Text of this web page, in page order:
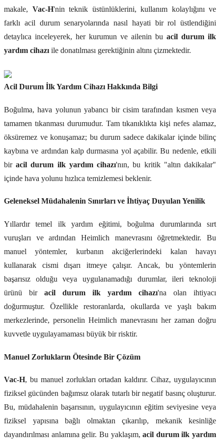
makale, Vac-H'nin teknik üstünlüklerini, kullanım kolaylığını ve
farklı acil durum senaryolarında nasıl hayati bir rol üstlendiğini
detaylıca inceleyerek, her kurumun ve ailenin bu acil durum ilk
yardım cihazı ile donatılması gerektiğinin altını çizmektedir.
Acil Durum İlk Yardım Cihazı Hakkında Bilgi
Boğulma, hava yolunun yabancı bir cisim tarafından kısmen veya
tamamen tıkanması durumudur. Tam tıkanıklıkta kişi nefes alamaz,
öksüremez ve konuşamaz; bu durum sadece dakikalar içinde bilinç
kaybına ve ardından kalp durmasına yol açabilir. Bu nedenle, etkili
biracil durum ilk yardım cihazı'nın, bu kritik "altın dakikalar"
içinde hava yolunu hızlıca temizlemesi beklenir.
Geleneksel Müdahalenin Sınırları ve İhtiyaç Duyulan Yenilik
Yıllardır temel ilk yardım eğitimi, boğulma durumlarında sırt
vuruşları ve ardından Heimlich manevrasını öğretmektedir. Bu
manuel yöntemler, kurbanın akciğerlerindeki kalan havayı
kullanarak cismi dışarı itmeye çalışır. Ancak, bu yöntemlerin
başarısız olduğu veya uygulanamadığı durumlar, ileri teknoloji
ürünü bir acil durum ilk yardım cihazı'na olan ihtiyacı
doğurmuştur. Özellikle restoranlarda, okullarda ve yaşlı bakım
merkezlerinde, personelin Heimlich manevrasını her zaman doğru
kuvvetle uygulayamaması büyük bir risktir.
Manuel Zorlukların Ötesinde Bir Çözüm
Vac-H, bu manuel zorlukları ortadan kaldırır. Cihaz, uygulayıcının
fiziksel gücünden bağımsız olarak tutarlı bir negatif basınç oluşturur.
Bu, müdahalenin başarısının, uygulayıcının eğitim seviyesine veya
fiziksel yapısına bağlı olmaktan çıkarılıp, mekanik kesinliğe
dayandırılması anlamına gelir. Bu yaklaşım,acil durum ilk yardım